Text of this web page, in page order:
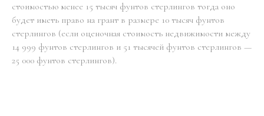
стоимостью менее 15 тысяч фунтов стерлингов тогда оно
будет иметь право на грант в размере 10 тысяч фунтов
стерлингов (если оценочная стоимость недвижимости между
14 999 фунтов стерлингов и 51 тысячей фунтов стерлингов —
25 000 фунтов стерлингов).